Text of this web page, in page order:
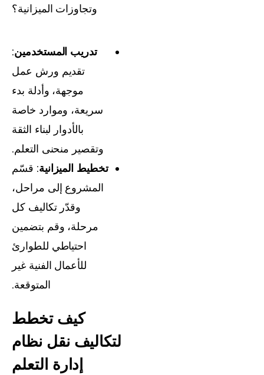
وتجاوزات الميزانية؟
تدريب المستخدمين:
تقديم ورش عمل
موجهة، وأدلة بدء
سريعة، وموارد خاصة
بالأدوار لبناء الثقة
وتقصير منحنى التعلم.
تخطيط الميزانية: قسّم
المشروع إلى مراحل،
وقدّر تكاليف كل
مرحلة، وقم بتضمين
احتياطي للطوارئ
للأعمال الفنية غير
المتوقعة.
كيف تخطط
لتكاليف نقل نظام
إدارة التعلم